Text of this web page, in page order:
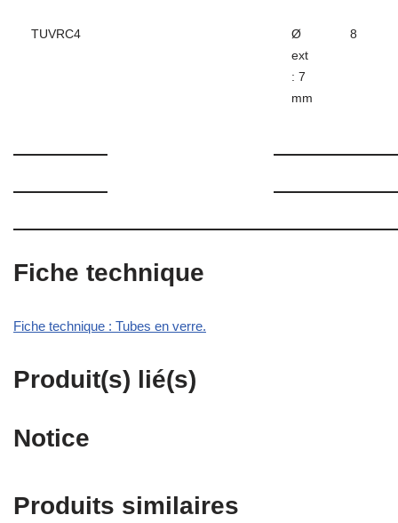
TUVRC4
Ø
ext
: 7
mm
8
Fiche technique
Fiche technique : Tubes en verre.
Produit(s) lié(s)
Notice
Produits similaires